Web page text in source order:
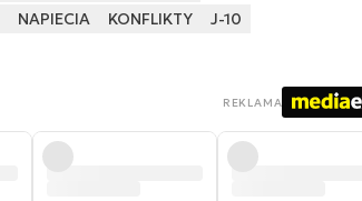
NAPIECIA KONFLIKTY J-10
REKLAMA